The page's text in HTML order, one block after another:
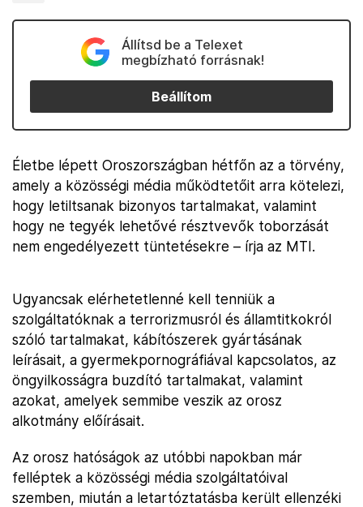
Állítsd be a Telexet
megbízható forrásnak!
Beállítom
Életbe lépett Oroszországban hétfőn az a törvény,
amely a közösségi média működtetőit arra kötelezi,
hogy letiltsanak bizonyos tartalmakat, valamint
hogy ne tegyék lehetővé résztvevők toborzását
nem engedélyezett tüntetésekre – írja az MTI.
Ugyancsak elérhetetlenné kell tenniük a
szolgáltatóknak a terrorizmusról és államtitkokról
szóló tartalmakat, kábítószerek gyártásának
leírásait, a gyermekpornográfiával kapcsolatos, az
öngyilkosságra buzdító tartalmakat, valamint
azokat, amelyek semmibe veszik az orosz
alkotmány előírásait.
Az orosz hatóságok az utóbbi napokban már
felléptek a közösségi média szolgáltatóival
szemben, miután a letartóztatásba került ellenzéki